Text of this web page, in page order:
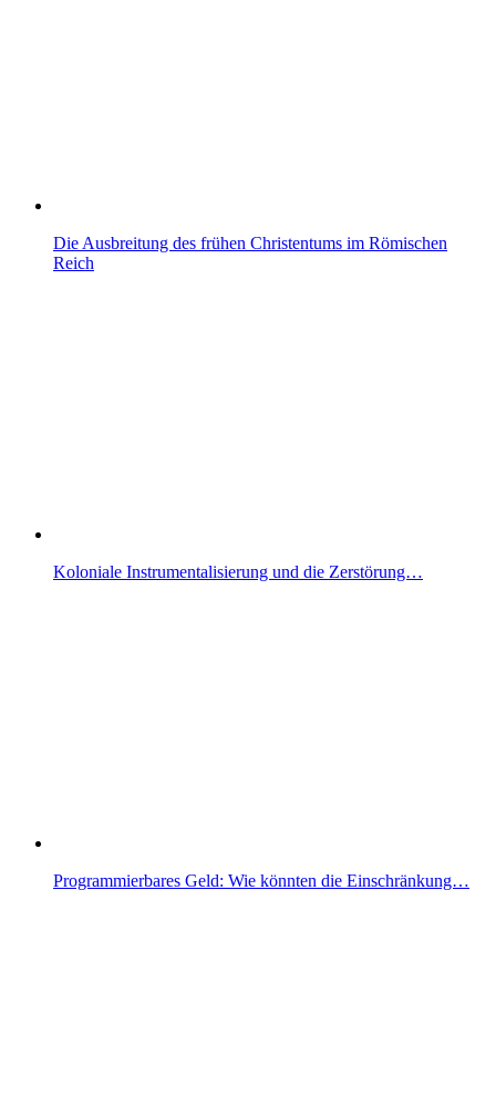
Die Ausbreitung des frühen Christentums im Römischen
Reich
Koloniale Instrumentalisierung und die Zerstörung…
Programmierbares Geld: Wie könnten die Einschränkung…